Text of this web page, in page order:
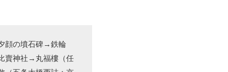
顔の墳石碑→鉄輪
賣神社→丸福樓（任